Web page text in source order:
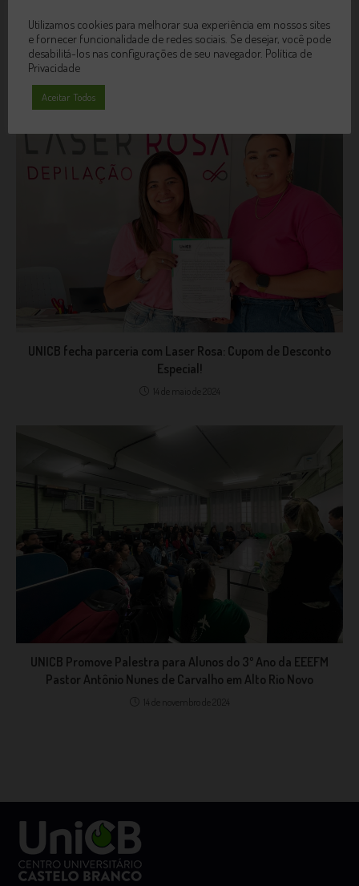
Conheça o Virtual Class, nosso novo Portal Acadêmico!
UNICB fecha parceria com Laser Rosa: Cupom de Desconto
Especial!
14 de maio de 2024
UNICB Promove Palestra para Alunos do 3º Ano da EEEFM
Pastor Antônio Nunes de Carvalho em Alto Rio Novo
14 de novembro de 2024
Utilizamos cookies para melhorar sua experiência em nossos sites
e fornecer funcionalidade de redes sociais. Se desejar, você pode
desabilitá-los nas configurações de seu navegador. Política de
Privacidade
Aceitar Todos